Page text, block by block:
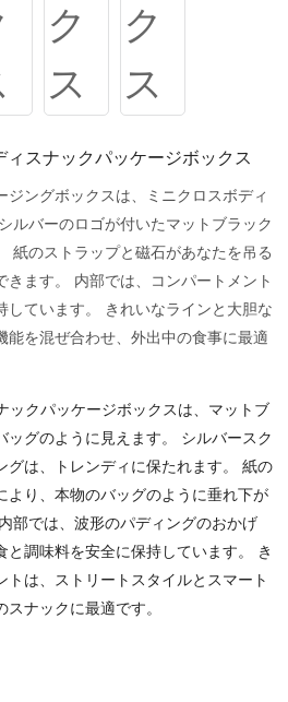
ィスナックパッケージボックス
ジングボックスは、ミニクロスボディ
ルバーのロゴが付いたマットブラック
紙のストラップと磁石があなたを吊る
きます。 内部では、コンパートメント
しています。 きれいなラインと大胆な
能を混ぜ合わせ、外出中の食事に最適
ックパッケージボックスは、マットブ
ッグのように見えます。 シルバースク
グは、トレンディに保たれます。 紙の
より、本物のバッグのように垂れ下が
部では、波形のパディングのおかげ
と調味料を安全に保持しています。 き
トは、ストリートスタイルとスマート
ナックに最適です。